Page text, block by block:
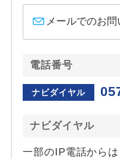
メールでのお
電話番号
ナビダイヤル
ナビダイヤル
一部のIP電話から